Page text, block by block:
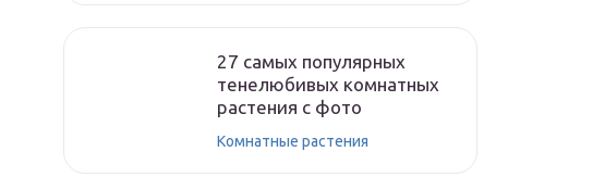
27 самых популярных
тенелюбивых комнатных
растения с фото
Комнатные растения